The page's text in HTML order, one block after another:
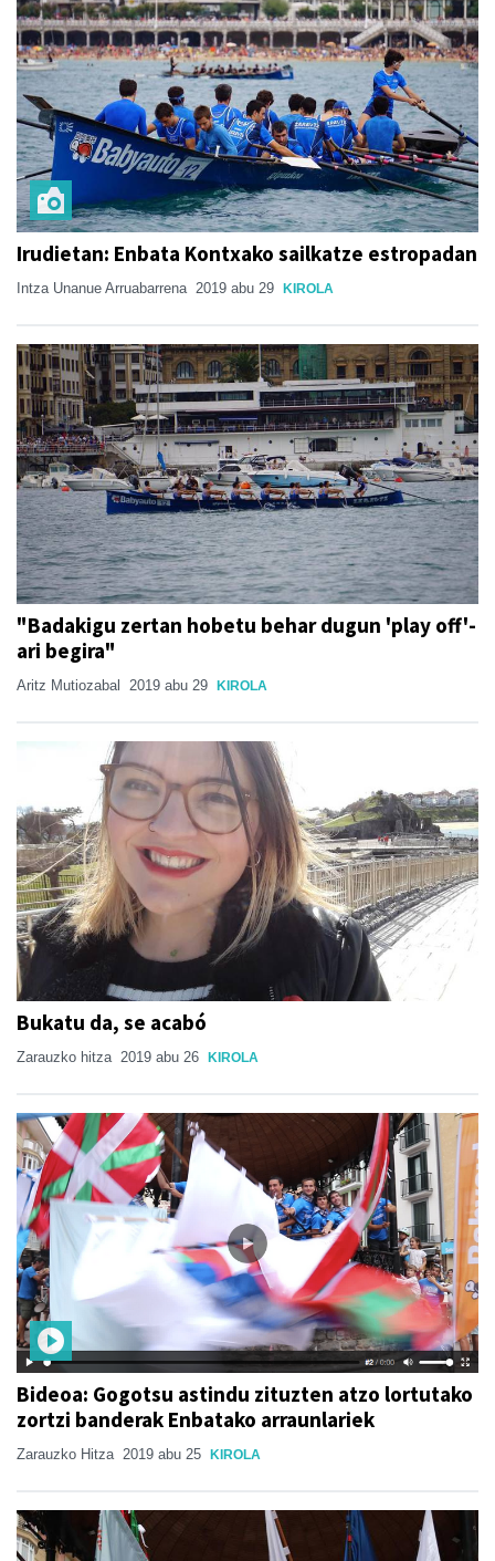
Irudietan: Enbata Kontxako sailkatze estropadan
Intza Unanue Arruabarrena 2019 abu 29 KIROLA
"Badakigu zertan hobetu behar dugun 'play off'-
ari begira"
Aritz Mutiozabal 2019 abu 29 KIROLA
Bukatu da, se acabó
Zarauzko hitza 2019 abu 26 KIROLA
Bideoa: Gogotsu astindu zituzten atzo lortutako
zortzi banderak Enbatako arraunlariek
Zarauzko Hitza 2019 abu 25 KIROLA